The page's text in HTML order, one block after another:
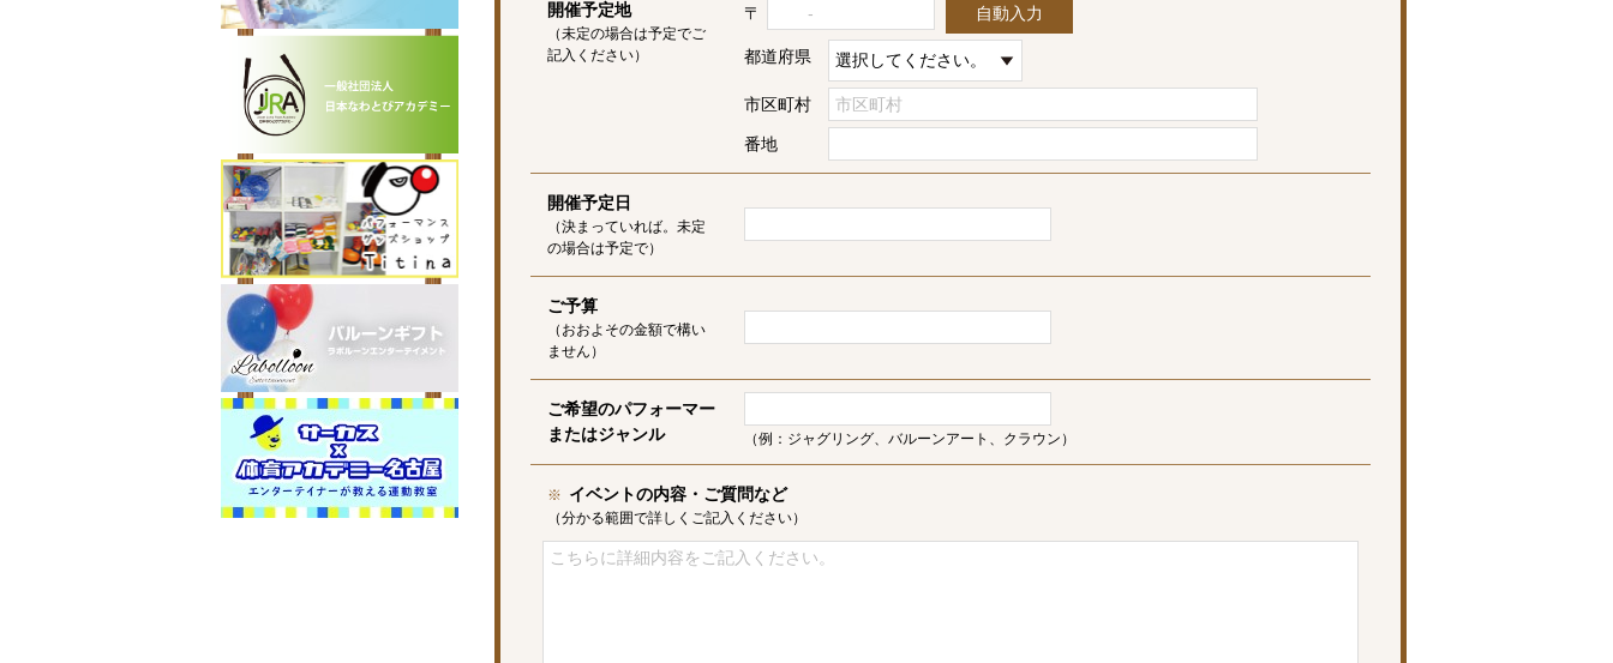
開催予定地
（未定の場合は予定でご
記入ください）
〒 自動入力
都道府県
市区町村
番地
開催予定日
（決まっていれば。未定
の場合は予定で）
ご予算
（おおよその金額で構い
ません）
ご希望のパフォーマー
またはジャンル
（例：ジャグリング、バルーンアート、クラウン）
※ イベントの内容・ご質問など
（分かる範囲で詳しくご記入ください）